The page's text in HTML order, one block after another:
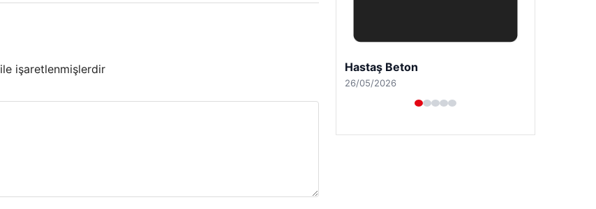
ile işaretlenmişlerdir
Prenses Night Club
29/04/2026